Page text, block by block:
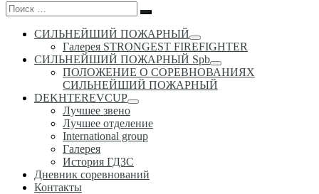
Поиск
Поиск
…
СИЛЬНЕЙШИЙ ПОЖАРНЫЙ
Галерея STRONGEST FIREFIGHTER
СИЛЬНЕЙШИЙ ПОЖАРНЫЙ Spb
ПОЛОЖЕНИЕ О СОРЕВНОВАНИЯХ
СИЛЬНЕЙШИЙ ПОЖАРНЫЙ
DEKHTEREVCUP
Лучшее звено
Лучшее отделение
International group
Галерея
История ГДЗС
Дневник соревнований
Контакты